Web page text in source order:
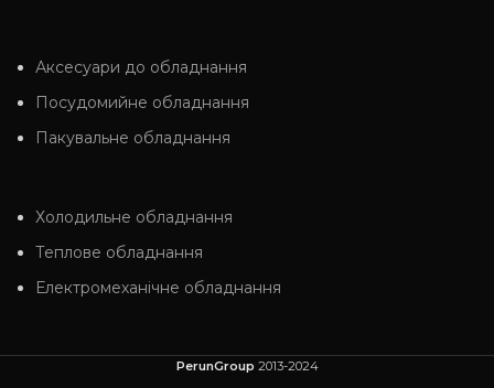
Аксесуари до обладнання
Посудомийне обладнання
Пакувальне обладнання
Холодильне обладнання
Теплове обладнання
Електромеханічне обладнання
PerunGroup 2013-2024